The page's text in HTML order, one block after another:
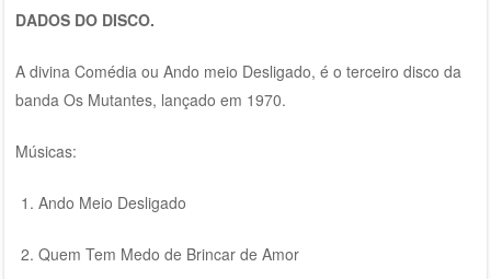
DADOS DO DISCO.
A divina Comédia ou Ando meio Desligado, é o terceiro disco da
banda Os Mutantes, lançado em 1970.
Músicas:
Ando Meio Desligado
Quem Tem Medo de Brincar de Amor